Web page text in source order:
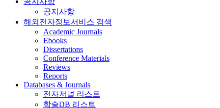
공지사항
해외전자정보서비스 검색
Academic Journals
Ebooks
Dissertations
Conference Materials
Reviews
Reports
Databases & Journals
전자저널 리스트
학술DB 리스트